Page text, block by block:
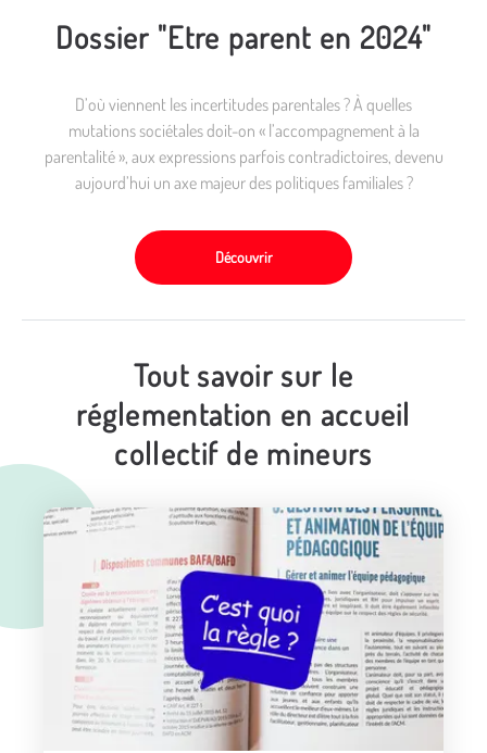
Dossier "Etre parent en 2024"
D’où viennent les incertitudes parentales ? À quelles
mutations sociétales doit-on « l’accompagnement à la
parentalité », aux expressions parfois contradictoires, devenu
aujourd’hui un axe majeur des politiques familiales ?
Découvrir
Tout savoir sur le
réglementation en accueil
collectif de mineurs